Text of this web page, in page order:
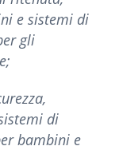
e sistemi di
gli
di
bambini e